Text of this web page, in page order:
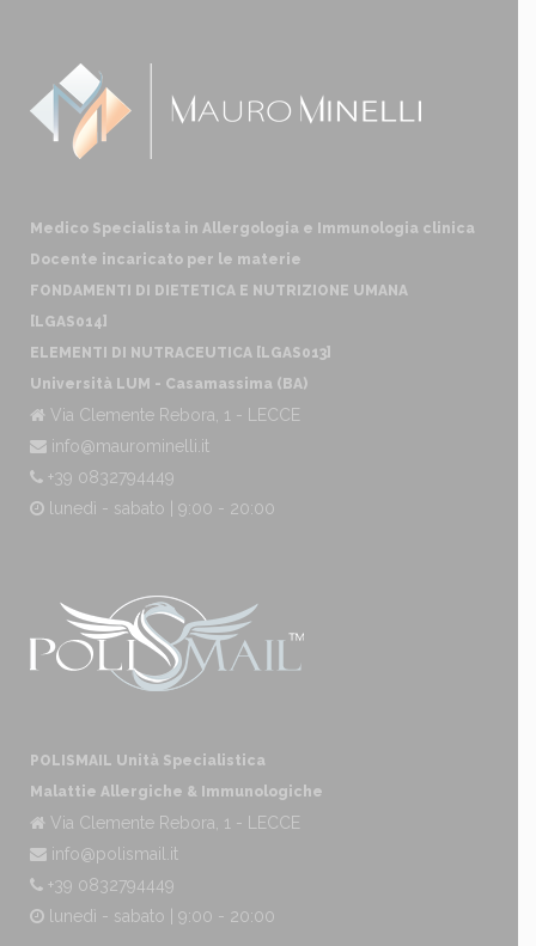
Medico Specialista in Allergologia e Immunologia clinica
Docente incaricato per le materie
FONDAMENTI DI DIETETICA E NUTRIZIONE UMANA
[LGAS014]
ELEMENTI DI NUTRACEUTICA [LGAS013]
Università LUM - Casamassima (BA)
Via Clemente Rebora, 1 - LECCE
info@maurominelli.it
+39 0832794449
lunedì - sabato | 9:00 - 20:00
POLISMAIL Unità Specialistica
Malattie Allergiche & Immunologiche
Via Clemente Rebora, 1 - LECCE
info@polismail.it
+39 0832794449
lunedì - sabato | 9:00 - 20:00